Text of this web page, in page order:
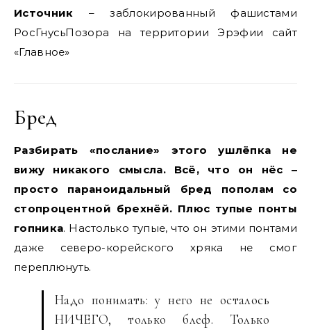
Источник – заблокированный фашистами
РосГнусьПозора на территории Эрэфии сайт
«Главное»
Бред
Разбирать «послание» этого ушлёпка не
вижу никакого смысла. Всё, что он нёс –
просто параноидальный бред пополам со
стопроцентной брехнёй. Плюс тупые понты
гопника. Настолько тупые, что он этими понтами
даже северо-корейского хряка не смог
переплюнуть.
Надо понимать: у него не осталось
НИЧЕГО, только блеф. Только